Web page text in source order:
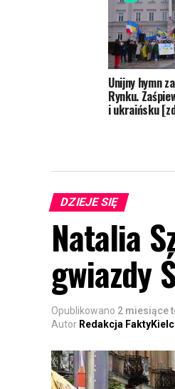
Unijny hymn
Rynku.
i ukraińsku
DZIEJE SIĘ
Natalia
gwiazdy
Opublikowano 2 miesiące
Autor Redakcja